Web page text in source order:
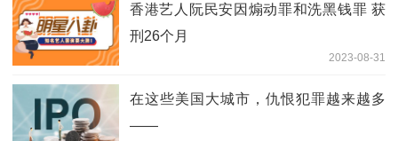
香港艺人阮民安因煽动罪和洗黑钱罪 获
刑26个月
2023-08-31
在这些美国大城市，仇恨犯罪越来越多
——